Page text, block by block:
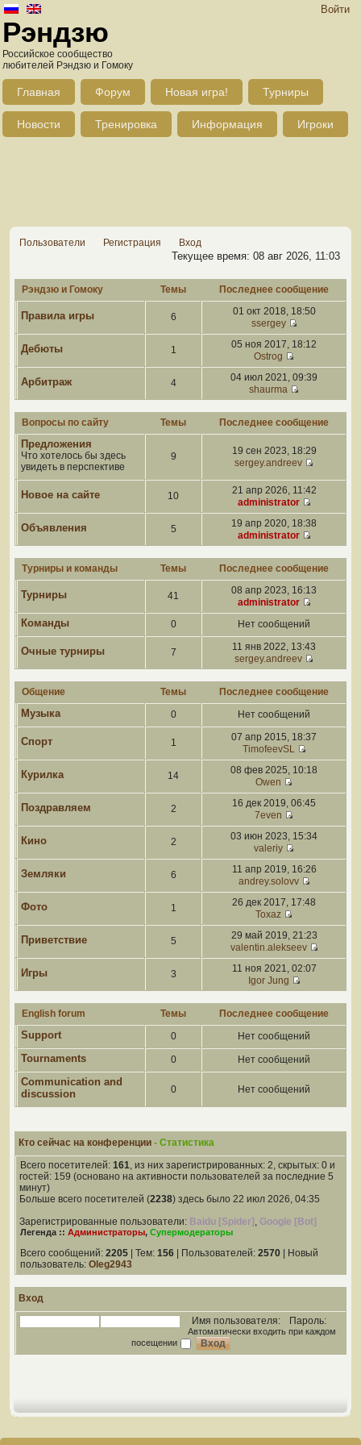
Войти
Рэндзю
Российское сообщество
любителей Рэндзю и Гомоку
Главная Форум Новая игра! Турниры
Новости Тренировка Информация Игроки
Пользователи Регистрация Вход
Текущее время: 08 авг 2026, 11:03
Рэндзю и Гомоку Темы Последнее сообщение
Правила игры 6
01 окт 2018, 18:50
ssergey
Дебюты 1
05 ноя 2017, 18:12
Ostrog
Арбитраж 4
04 июл 2021, 09:39
shaurma
Вопросы по сайту Темы Последнее сообщение
Предложения
Что хотелось бы здесь
увидеть в перспективе
9
19 сен 2023, 18:29
sergey.andreev
Новое на сайте 10
21 апр 2026, 11:42
administrator
Объявления 5
19 апр 2020, 18:38
administrator
Турниры и команды Темы Последнее сообщение
Турниры 41
08 апр 2023, 16:13
administrator
Команды 0 Нет сообщений
Очные турниры 7
11 янв 2022, 13:43
sergey.andreev
Общение Темы Последнее сообщение
Музыка 0 Нет сообщений
Спорт 1
07 апр 2015, 18:37
TimofeevSL
Курилка 14
08 фев 2025, 10:18
Owen
Поздравляем 2
16 дек 2019, 06:45
7even
Кино 2
03 июн 2023, 15:34
valeriy
Земляки 6
11 апр 2019, 16:26
andrey.solovv
Фото 1
26 дек 2017, 17:48
Toxaz
Приветствие 5
29 май 2019, 21:23
valentin.alekseev
Игры 3
11 ноя 2021, 02:07
Igor Jung
English forum Темы Последнее сообщение
Support 0 Нет сообщений
Tournaments 0 Нет сообщений
Communication and
discussion
0 Нет сообщений
Кто сейчас на конференции - Статистика
Всего посетителей: 161, из них зарегистрированных: 2, скрытых: 0 и
гостей: 159 (основано на активности пользователей за последние 5
минут)
Больше всего посетителей (2238) здесь было 22 июл 2026, 04:35
Зарегистрированные пользователи: Baidu [Spider] , Google [Bot]
Легенда :: Администраторы, Супермодераторы
Всего сообщений: 2205 | Тем: 156 | Пользователей: 2570 | Новый
пользователь: Oleg2943
Вход
Имя пользователя:
Пароль:
Автоматически входить при каждом
посещении